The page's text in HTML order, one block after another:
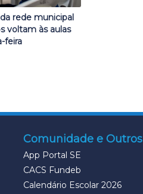
rede municipal
voltam às aulas
feira
Comunidade e Outros
App Portal SE
CACS Fundeb
Calendário Escolar 2026